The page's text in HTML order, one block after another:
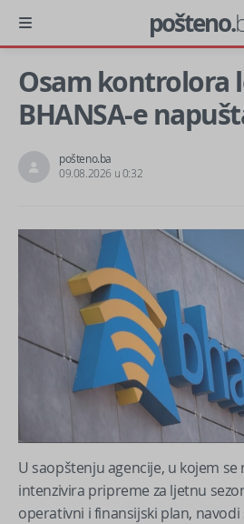
pošteno.
Osam kontrolora
BHANSA-e
pošteno.ba
09.08.2026 u 0:32
U saopštenju agencije, u kojem se
intenzivira pripreme za ljetnu
operativni i finansijski plan,